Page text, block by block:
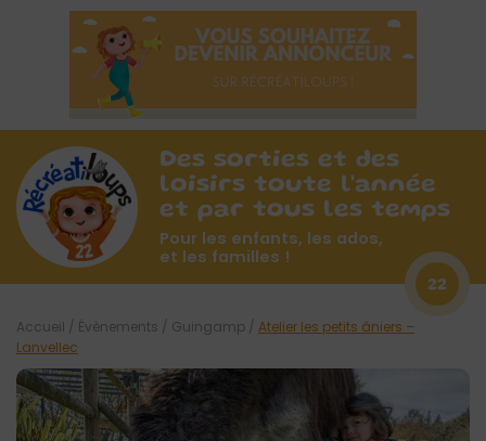
Des sorties et des
loisirs toute l'année
et par tous les temps
Pour les enfants, les ados,
et les familles !
22
Accueil / Évènements / Guingamp / Atelier les petits âniers –
Lanvellec